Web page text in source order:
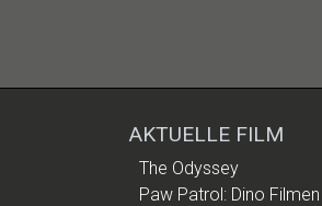
AKTUELLE FILM
The Odyssey
Paw Patrol: Dino Filmen